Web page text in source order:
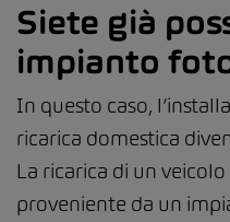
Siete già
impianto
In questo caso,
ricarica domestica
La ricarica di un
proveniente da un